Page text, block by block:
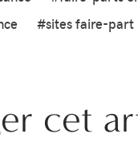
#sites faire-part
cet